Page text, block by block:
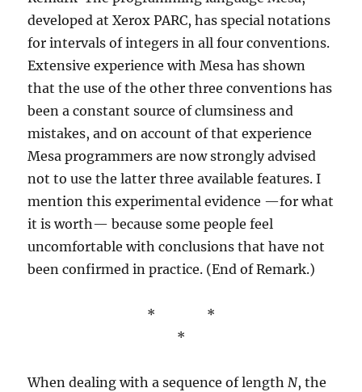
developed at Xerox PARC, has special notations
for intervals of integers in all four conventions.
Extensive experience with Mesa has shown
that the use of the other three conventions has
been a constant source of clumsiness and
mistakes, and on account of that experience
Mesa programmers are now strongly advised
not to use the latter three available features. I
mention this experimental evidence —for what
it is worth— because some people feel
uncomfortable with conclusions that have not
been confirmed in practice. (End of Remark.)
* *
*
When dealing with a sequence of lengthN, the